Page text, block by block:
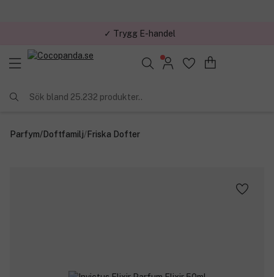
✓ Trygg E-handel
Sök bland 25.232 produkter..
Parfym/Doftfamilj/Friska Dofter